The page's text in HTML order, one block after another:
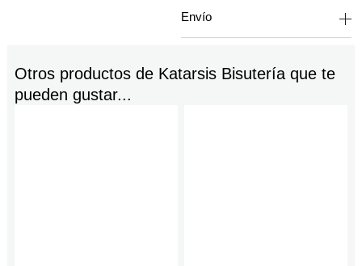
Envío
Otros productos de Katarsis Bisuteríaque te
pueden gustar...